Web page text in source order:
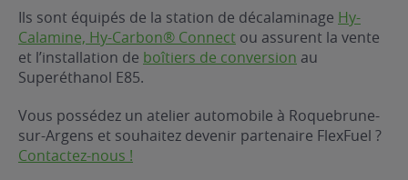
gratuit
?
de mon
Ils sont équipés de la station de décalaminage Hy-
Calamine, Hy-Carbon® Connect ou assurent la vente
et l’installation de boîtiers de conversion au
Superéthanol E85.
Vous possédez un atelier automobile à Roquebrune-
sur-Argens et souhaitez devenir partenaire FlexFuel ?
Contactez-nous !